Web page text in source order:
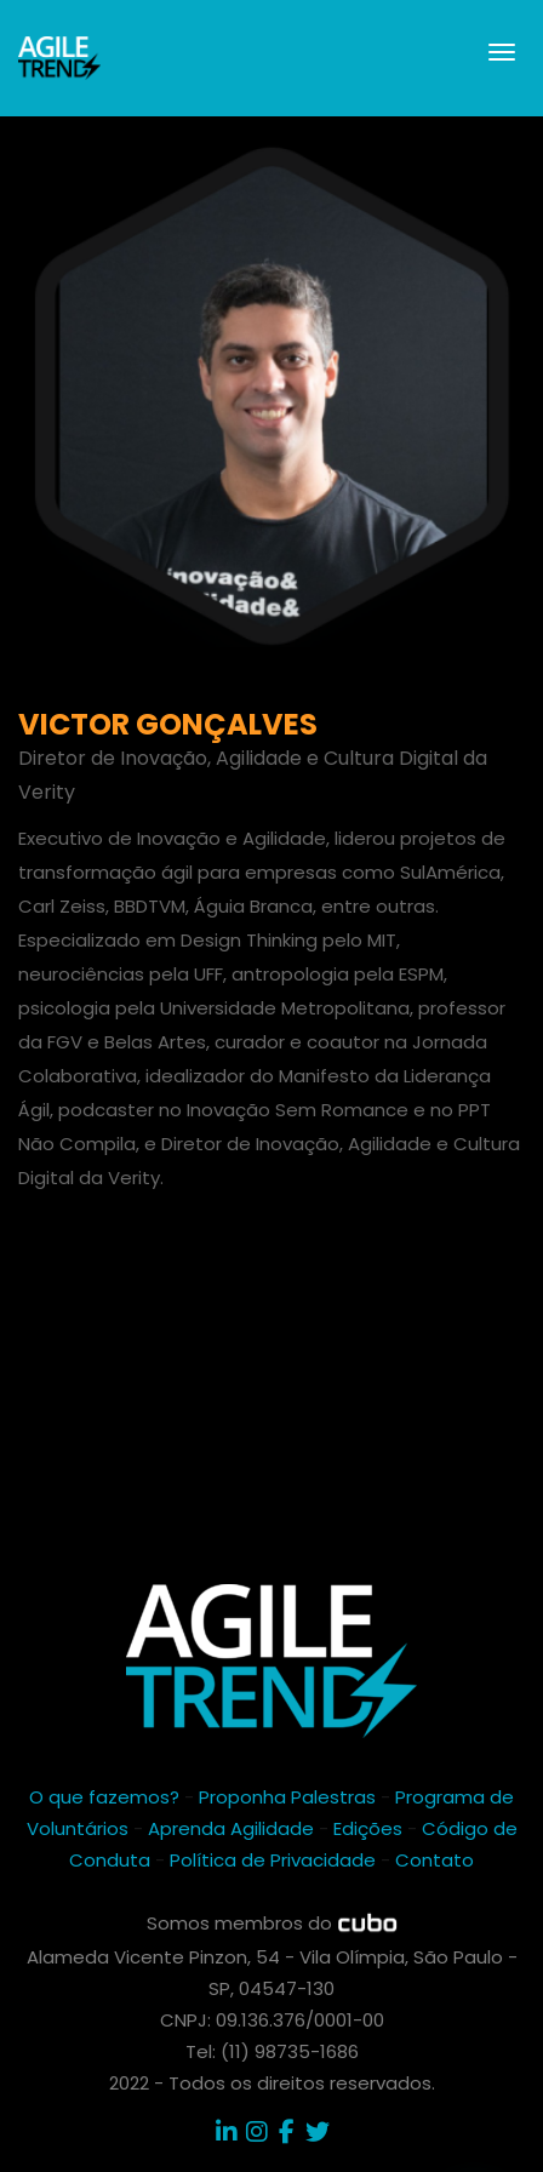
VICTOR GONÇALVES
Diretor de Inovação, Agilidade e Cultura Digital da
Verity
Executivo de Inovação e Agilidade, liderou projetos de
transformação ágil para empresas como SulAmérica,
Carl Zeiss, BBDTVM, Águia Branca, entre outras.
Especializado em Design Thinking pelo MIT,
neurociências pela UFF, antropologia pela ESPM,
psicologia pela Universidade Metropolitana, professor
da FGV e Belas Artes, curador e coautor na Jornada
Colaborativa, idealizador do Manifesto da Liderança
Ágil, podcaster no Inovação Sem Romance e no PPT
Não Compila, e Diretor de Inovação, Agilidade e Cultura
Digital da Verity.
O que fazemos? - Proponha Palestras - Programa de
Voluntários - Aprenda Agilidade - Edições - Código de
Conduta - Política de Privacidade - Contato
Somos membros do
Alameda Vicente Pinzon, 54 - Vila Olímpia, São Paulo -
SP, 04547-130
CNPJ: 09.136.376/0001-00
Tel: (11) 98735-1686
2022 - Todos os direitos reservados.